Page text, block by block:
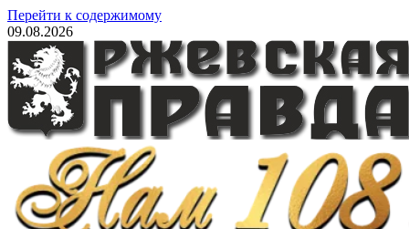
Перейти к содержимому
09.08.2026